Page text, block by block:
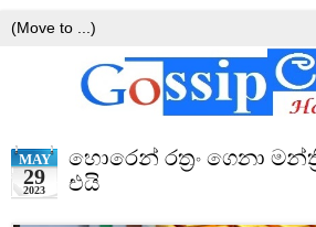
MAY
29
2023
හොරෙන් රත්‍රං ගෙනා
එයි